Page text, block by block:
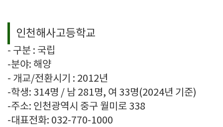
인천해사고등학교
- 구분 : 국립
-분야: 해양
- 개교/전환시기 : 2012년
-학생: 314명 / 남 281명, 여 33명(2024년 기준)
-주소: 인천광역시 중구 월미로 338
-대표전화: 032-770-1000